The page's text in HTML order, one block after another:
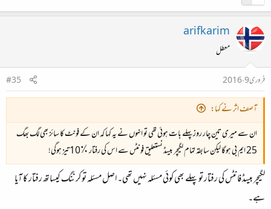
arifkarim
معطل
فروری 9، 2016
#35
آصف اثر نے کہا:
ان سے میری تین چار روز پہلے بات ہوئی تھی تو انہوں نے یہ کہا کہ ان کے فونٹ کا سائز بھی لگ بھگ
25 ایم بی ہوگا لیکن سابقہ تمام لگیچر بیسڈ نستعلیق فونٹس سے اس کی رفتار ٪10 تیز ہوگی!
لگیچر بیسڈ فانٹس کی رفتار تو پہلے بھی کوئی مسئلہ نہیں تھی۔ اصل مسئلہ تو کرننگ کیساتھ رفتار کا آیا
ہے۔